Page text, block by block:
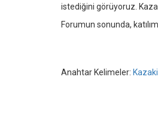
istediğini görüyoruz.
Forumun sonunda,
Anahtar Kelimeler: